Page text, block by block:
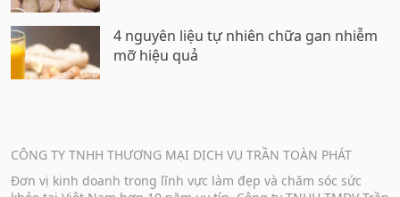
4 nguyên liệu tự nhiên chữa gan nhiễm
mỡ hiệu quả
CÔNG TY TNHH THƯƠNG MẠI DỊCH VỤ TRẦN TOÀN PHÁT
Đơn vị kinh doanh trong lĩnh vực làm đẹp và chăm sóc sức